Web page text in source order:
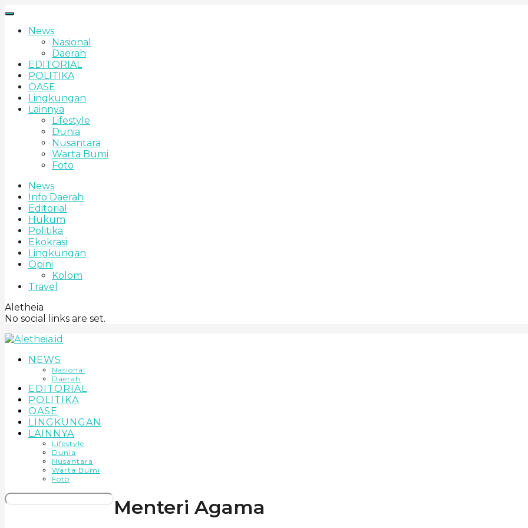
News
Nasional
Daerah
EDITORIAL
POLITIKA
OASE
Lingkungan
Lainnya
Lifestyle
Dunia
Nusantara
Warta Bumi
Foto
News
Info Daerah
Editorial
Hukum
Politika
Ekokrasi
Lingkungan
Opini
Kolom
Travel
Aletheia
No social links are set.
NEWS
Nasional
Daerah
EDITORIAL
POLITIKA
OASE
LINGKUNGAN
LAINNYA
Lifestyle
Dunia
Nusantara
Warta Bumi
Foto
Menteri Agama